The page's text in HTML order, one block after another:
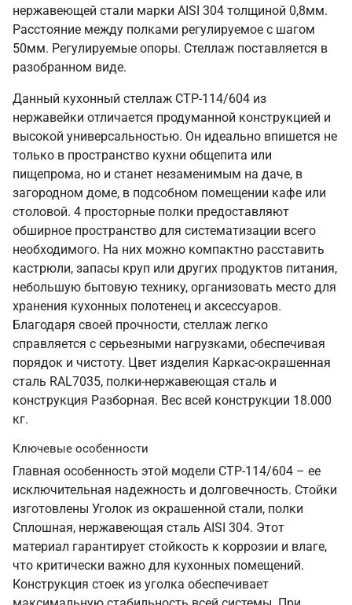
нержавеющей стали марки AISI 304 толщиной 0,8мм.
Расстояние между полками регулируемое с шагом
50мм. Регулируемые опоры. Стеллаж поставляется в
разобранном виде.
Данный кухонный стеллаж СТР-114/604 из
нержавейки отличается продуманной конструкцией и
высокой универсальностью. Он идеально впишется не
только в пространство кухни общепита или
пищепрома, но и станет незаменимым на даче, в
загородном доме, в подсобном помещении кафе или
столовой. 4 просторные полки предоставляют
обширное пространство для систематизации всего
необходимого. На них можно компактно расставить
кастрюли, запасы круп или других продуктов питания,
небольшую бытовую технику, организовать место для
хранения кухонных полотенец и аксессуаров.
Благодаря своей прочности, стеллаж легко
справляется с серьезными нагрузками, обеспечивая
порядок и чистоту. Цвет изделия Каркас-окрашенная
сталь RAL7035, полки-нержавеющая сталь и
конструкция Разборная. Вес всей конструкции 18.000
кг.
Ключевые особенности
Главная особенность этой модели СТР-114/604 – ее
исключительная надежность и долговечность. Стойки
изготовлены Уголок из окрашенной стали, полки
Сплошная, нержавеющая сталь AISI 304. Этот
материал гарантирует стойкость к коррозии и влаге,
что критически важно для кухонных помещений.
Конструкция стоек из уголка обеспечивает